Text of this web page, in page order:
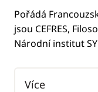
Pořádá
jsou CEFRES,
Národní institut
Více